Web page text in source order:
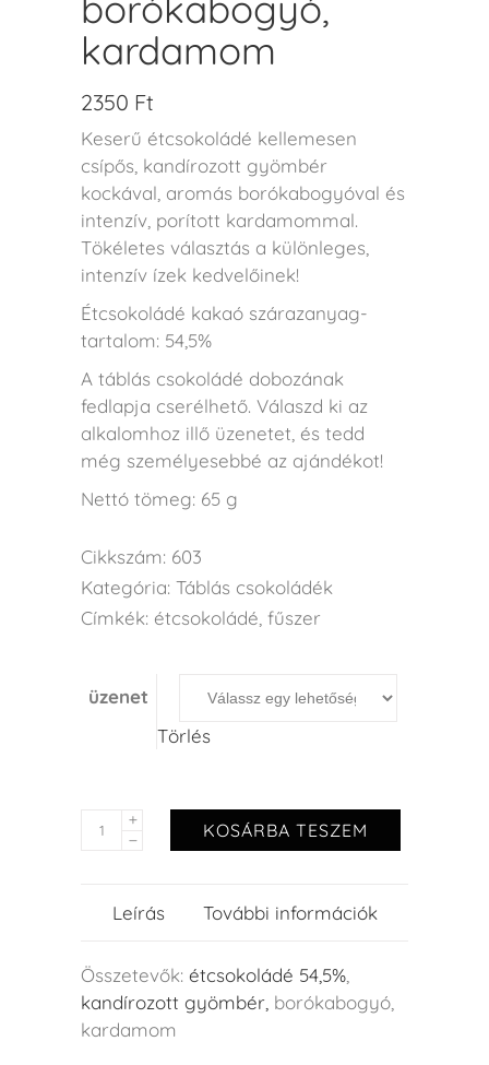
kardamom
2350 Ft
Keserű étcsokoládé kellemesen
csípős, kandírozott gyömbér
kockával, aromás borókabogyóval és
intenzív, porított kardamommal.
Tökéletes választás a különleges,
intenzív ízek kedvelőinek!
Étcsokoládé kakaó szárazanyag-
tartalom: 54,5%
A táblás csokoládé dobozának
fedlapja cserélhető. Válaszd ki az
alkalomhoz illő üzenetet, és tedd
még személyesebbé az ajándékot!
Nettó tömeg: 65 g
Cikkszám: 603
Kategória: Táblás csokoládék
Címkék: étcsokoládé fűszer
üzenet
Törlés
KOSÁRBA TESZEM
Leírás További információk
Összetevők: étcsokoládé 54,5%
kandírozott gyömbér borókabogyó,
kardamom